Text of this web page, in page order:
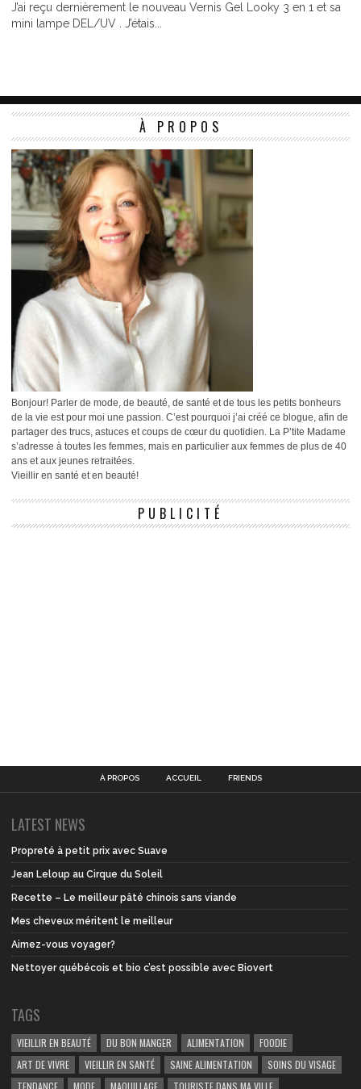
J’ai reçu dernièrement le nouveau Vernis Gel Looky 3 en 1 et sa
mini lampe DEL/UV . J’étais...
À PROPOS
Bonjour! Parler de mode, de beauté, de santé et de tous les petits bonheurs
de la vie est pour moi une passion. C’est pourquoi j’ai créé ce blogue, afin de
partager des trucs, astuces et coups de cœur du quotidien. La P’tite Madame
s’adresse à toutes les femmes, mais en particulier aux femmes de plus de 40
ans et aux jeunes retraitées.
Vieillir en santé et en beauté!
PUBLICITÉ
À PROPOS ACCUEIL FRIENDS
LATEST NEWS
Propreté à petit prix avec Suave
Jean Leloup au Cirque du Soleil
Recette – Le meilleur pâté chinois sans viande
Mes cheveux méritent le meilleur
Aimez-vous voyager?
Nettoyer québécois et bio c’est possible avec Biovert
TAGS
VIEILLIR EN BEAUTÉ DU BON MANGER ALIMENTATION
FOODIE
ART DE VIVRE
VIEILLIR EN SANTÉ SAINE ALIMENTATION
SOINS DU VISAGE